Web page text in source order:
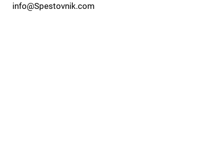
info@Spestovnik.com